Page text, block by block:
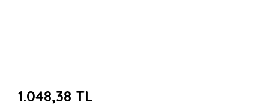
1.048,38 TL